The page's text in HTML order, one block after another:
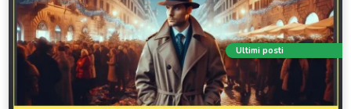
Ultimi posti